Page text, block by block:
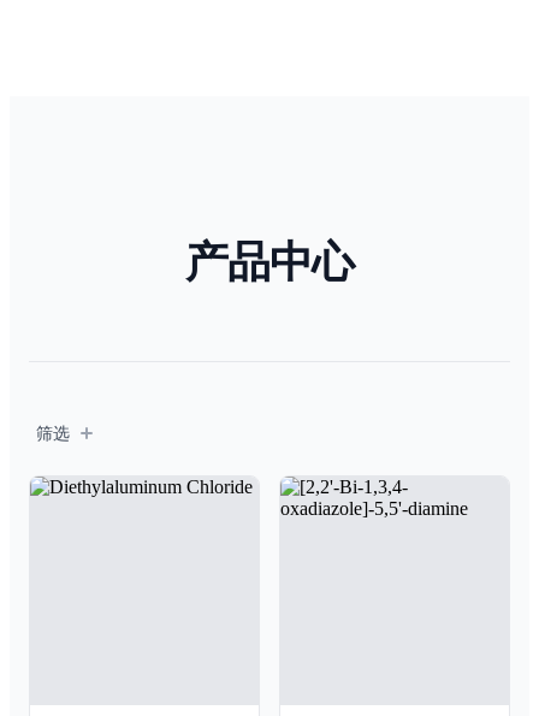
产品中心
筛选
筛选
Products